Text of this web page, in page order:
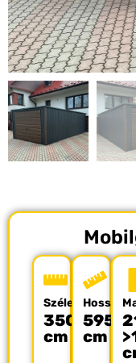
Szélesség
350
cm
595
cm